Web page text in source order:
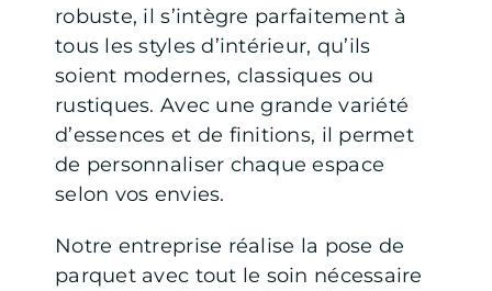
robuste, il s’intègre parfaitement à
tous les styles d’intérieur, qu’ils
soient modernes, classiques ou
rustiques. Avec une grande variété
d’essences et de finitions, il permet
de personnaliser chaque espace
selon vos envies.
Notre entreprise réalise la pose de
parquet avec tout le soin nécessaire